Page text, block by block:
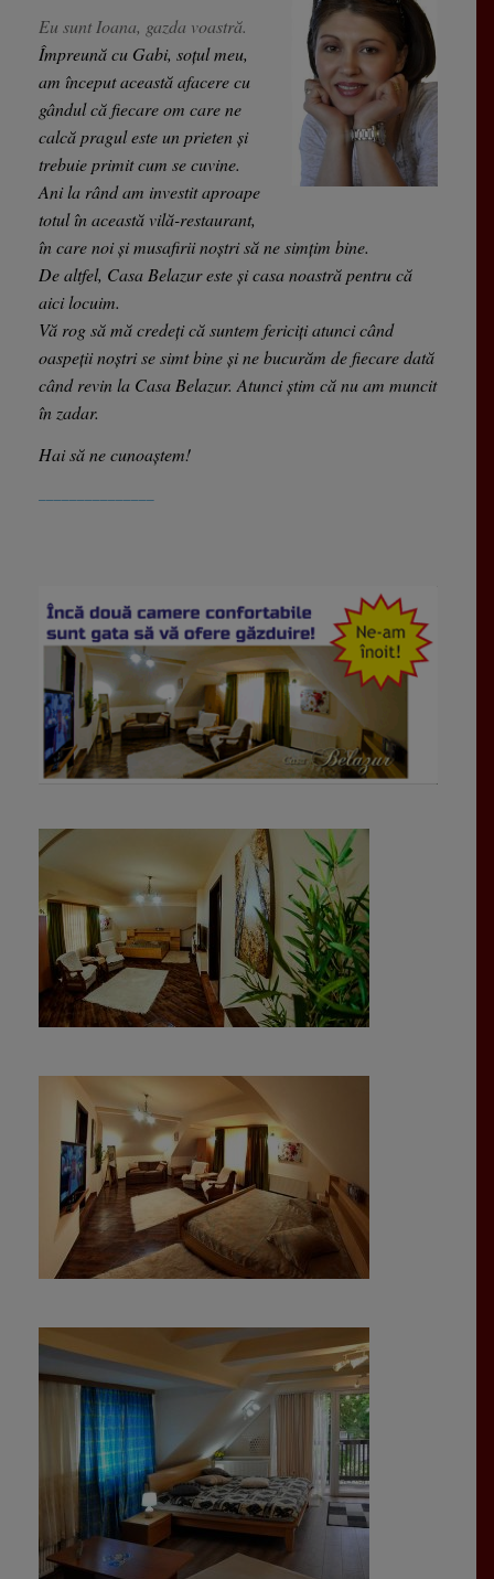
Eu sunt Ioana, gazda voastră.
Împreună cu Gabi, soțul meu,
am început această afacere cu
gândul că fiecare om care ne
calcă pragul este un prieten și
trebuie primit cum se cuvine.
Ani la rând am investit aproape
totul în această vilă-restaurant,
în care noi și musafirii noștri să ne simțim bine.
De altfel, Casa Belazur este și casa noastră pentru că
aici locuim.
Vă rog să mă credeți că suntem fericiți atunci când
oaspeții noștri se simt bine și ne bucurăm de fiecare dată
când revin la Casa Belazur. Atunci știm că nu am muncit
în zadar.
Hai să ne cunoaștem!